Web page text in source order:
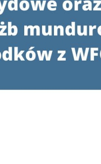
Funduszu
Wodnej w Kielcach
Stopnica Pan Dawid
„Ogólnopolskiego
Część 3)
Ochotniczych
zadania pn.